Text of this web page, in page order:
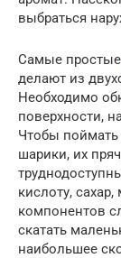
выбраться
Самые простые
делают из
Необходимо
поверхности,
Чтобы поймать
шарики, их
кислоту,
компонентов
скатать
наибольшее